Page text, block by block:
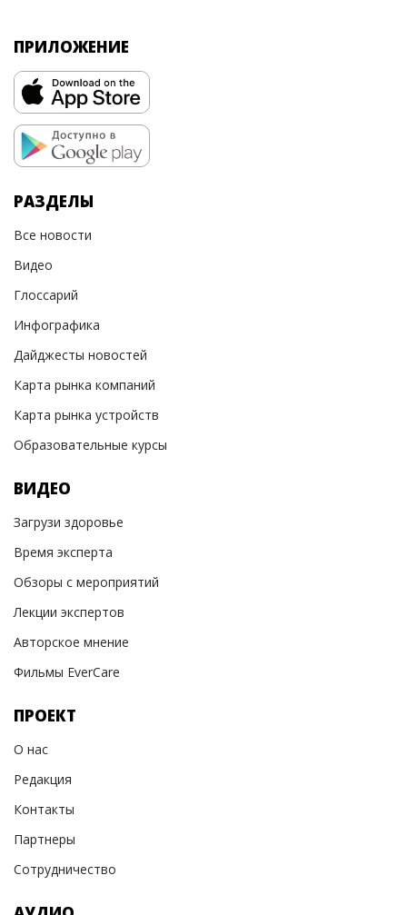
ПРИЛОЖЕНИЕ
РАЗДЕЛЫ
Все новости
Видео
Глоссарий
Инфографика
Дайджесты новостей
Карта рынка компаний
Карта рынка устройств
Образовательные курсы
ВИДЕО
Загрузи здоровье
Время эксперта
Обзоры с мероприятий
Лекции экспертов
Авторское мнение
Фильмы EverCare
ПРОЕКТ
О нас
Редакция
Контакты
Партнеры
Сотрудничество